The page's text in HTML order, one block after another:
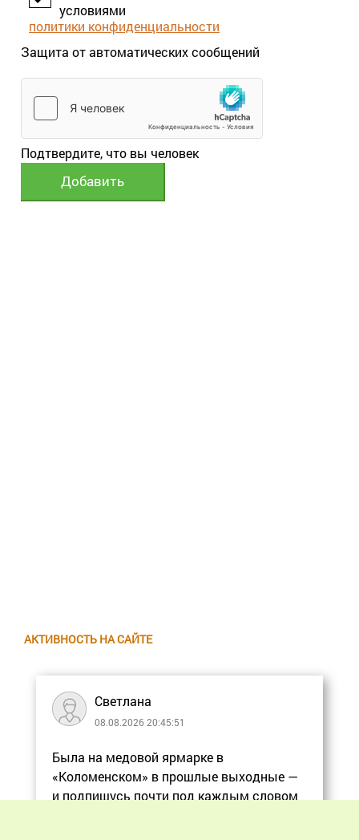
условиями
политики конфиденциальности
Защита от автоматических сообщений
Подтвердите, что вы человек
АКТИВНОСТЬ НА САЙТЕ
Светлана
08.08.2026 20:45:51
Была на медовой ярмарке в
«Коломенском» в прошлые выходные —
и подпишусь почти под каждым словом